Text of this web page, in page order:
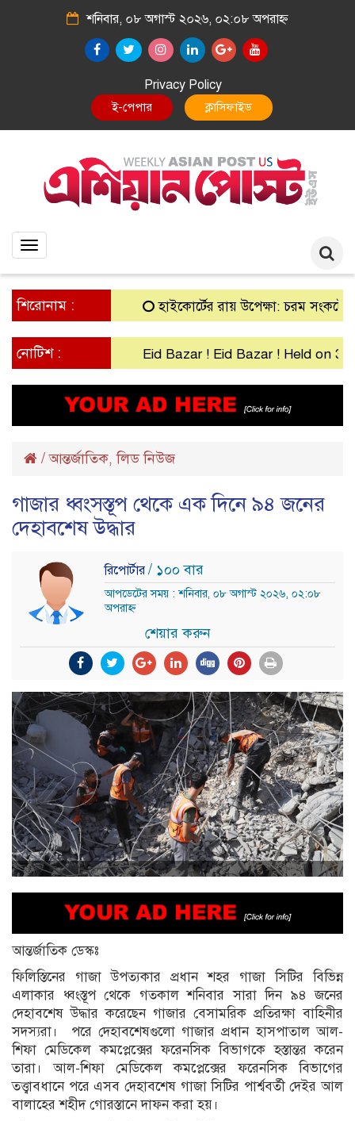
শনিবার, ০৮ অগাস্ট ২০২৬, ০২:০৮ অপরাহ্ন
Privacy Policy
E-Paper Classified
Toggle
শিরোনাম : হাইকোর্টের রায় উপেক্ষা: চরম সংকটে
নোটিশ : Eid Bazar ! Eid Bazar ! Held on 30th
/আন্তর্জাতিক,লিড নিউজ
গাজার ধ্বংসস্তূপ থেকে এক দিনে ৯৪ জনের
দেহাবশেষ উদ্ধার
রিপোর্টার/ ১০০ বার
আপডেটের সময় : শনিবার, ০৮ অগাস্ট ২০২৬, ০২:০৮
অপরাহ্ন
শেয়ার করুন
আন্তর্জাতিক ডেস্কঃ
ফিলিস্তিনের গাজা উপত্যকার প্রধান শহর গাজা সিটির বিভিন্ন
এলাকার ধ্বংস্তূপ থেকে গতকাল শনিবার সারা দিন ৯৪ জনের
দেহাবশেষ উদ্ধার করেছেন গাজার বেসামরিক প্রতিরক্ষা বাহিনীর
সদস্যরা। পরে দেহাবশেষগুলো গাজার প্রধান হাসপাতাল আল-
শিফা মেডিকেল কমপ্লেক্সের ফরেনসিক বিভাগকে হস্তান্তর করেন
তারা। আল-শিফা মেডিকেল কমপ্লেক্সের ফরেনসিক বিভাগের
তত্ত্বাবধানে পরে এসব দেহাবশেষ গাজা সিটির পার্শ্ববর্তী দেইর আল
বালাহের শহীদ গোরস্তানে দাফন করা হয়।